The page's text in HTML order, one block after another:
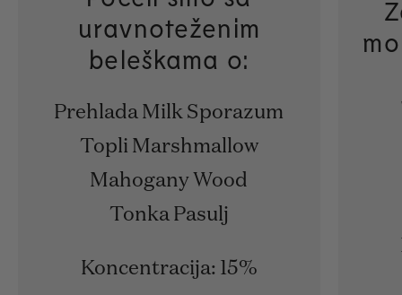
uravnoteženim
beleškama o:
Prehlada Milk Sporazum
Topli Marshmallow
Mahogany Wood
Tonka Pasulj
Koncentracija: 15%